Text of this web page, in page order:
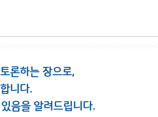
론하는 장으로,
니다.
음을 알려드립니다.